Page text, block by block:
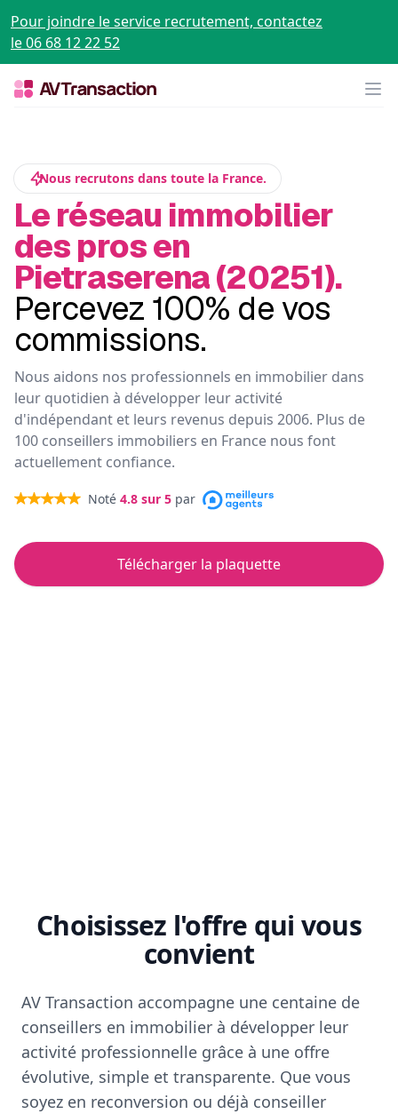
Pour joindre le service recrutement, contactez
le 06 68 12 22 52
Nous recrutons dans toute la France.
Le réseau immobilier
des pros en
Pietraserena (20251).
Percevez 100% de vos
commissions.
Nous aidons nos professionnels en immobilier dans
leur quotidien à développer leur activité
d'indépendant et leurs revenus depuis 2006. Plus de
100 conseillers immobiliers en France nous font
actuellement confiance.
Noté 4.8 sur 5 par
Télécharger la plaquette
Choisissez l'offre qui vous
convient
AV Transaction accompagne une centaine de
conseillers en immobilier à développer leur
activité professionnelle grâce à une offre
évolutive, simple et transparente. Que vous
soyez en reconversion ou déjà conseiller